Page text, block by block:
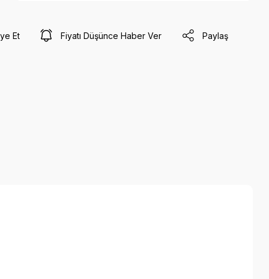
Et Fiyatı Düşünce Haber Ver Paylaş